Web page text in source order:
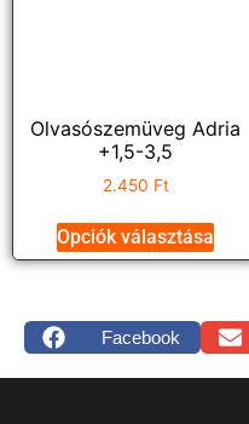
Olvasószemüveg Adria
+1,5-3,5
2.450 Ft
Opciók választása
Facebook